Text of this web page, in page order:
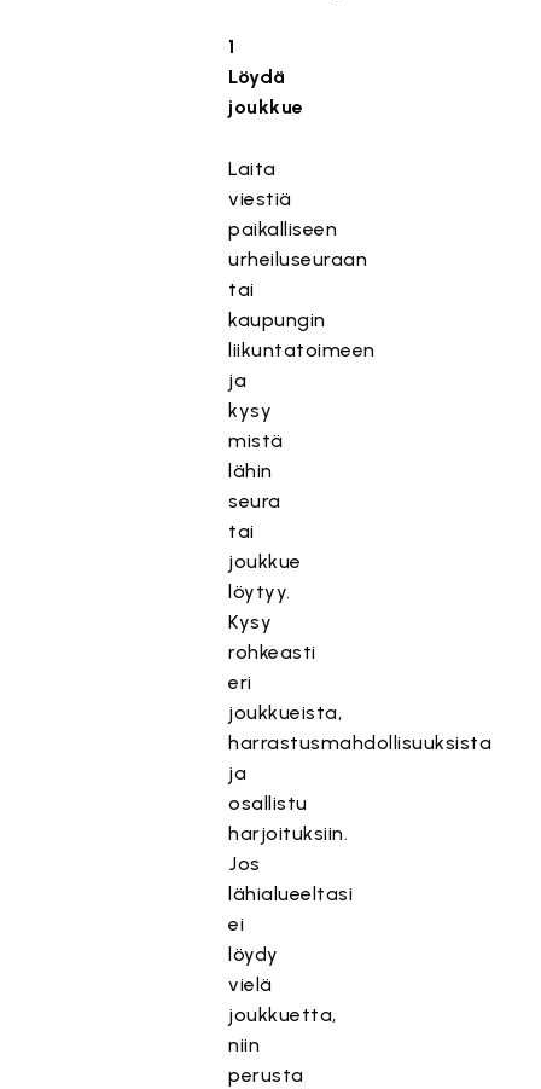
1
Löydä
joukkue
Laita
viestiä
paikalliseen
urheiluseuraan
tai
kaupungin
liikuntatoimeen
ja
kysy
mistä
lähin
seura
tai
joukkue
löytyy.
Kysy
rohkeasti
eri
joukkueista,
harrastusmahdollisuuksista
ja
osallistu
harjoituksiin.
Jos
lähialueeltasi
ei
löydy
vielä
joukkuetta,
niin
perusta